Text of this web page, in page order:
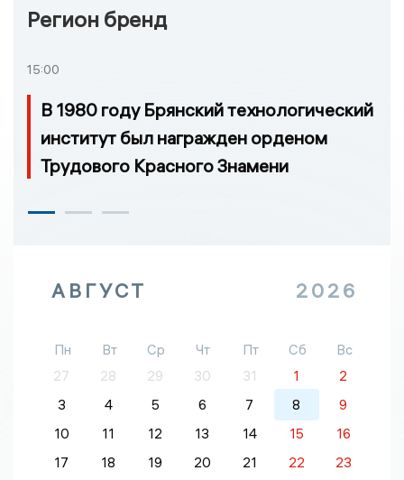
Регион бренд
15:00
В 1980 году Брянский технологический
институт был награжден орденом
Трудового Красного Знамени
АВГУСТ 2026
Пн Вт Ср Чт Пт Сб
Вс
27
28 29 30 31 1
2
3
4 5 6 7 8
9
10
11 12 13 14 15
16
17
18 19 20 21 22
23